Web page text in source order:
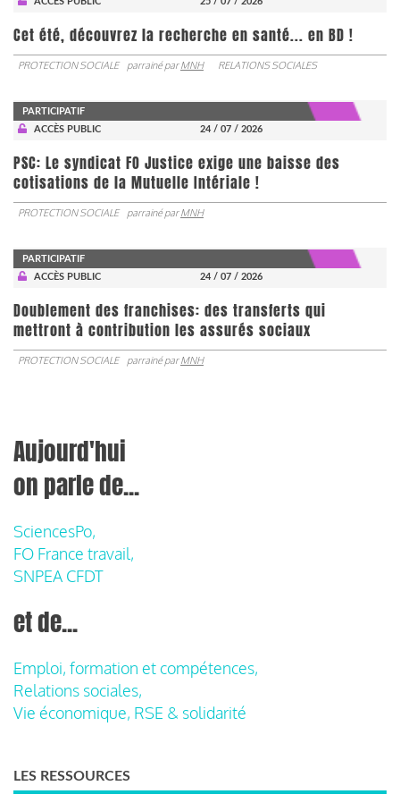
Cet été, découvrez la recherche en santé... en BD !
PROTECTION SOCIALE parrainé parMNH RELATIONS SOCIALES
PARTICIPATIF
ACCÈS PUBLIC
24 / 07 / 2026
PSC: Le syndicat FO Justice exige une baisse des
cotisations de la Mutuelle Intériale !
PROTECTION SOCIALE parrainé parMNH
PARTICIPATIF
ACCÈS PUBLIC
24 / 07 / 2026
Doublement des franchises: des transferts qui
mettront à contribution les assurés sociaux
PROTECTION SOCIALE parrainé parMNH
Aujourd'hui
on parle de...
SciencesPo,
FO France travail,
SNPEA CFDT
et de...
Emploi, formation et compétences,
Relations sociales,
Vie économique, RSE & solidarité
LES RESSOURCES